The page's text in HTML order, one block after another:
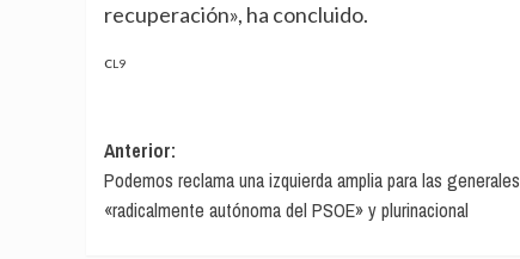
recuperación», ha concluido.
CL9
Navegación
de
entradas
Anterior:
Podemos reclama una izquierda amplia para las generales
«radicalmente autónoma del PSOE» y plurinacional